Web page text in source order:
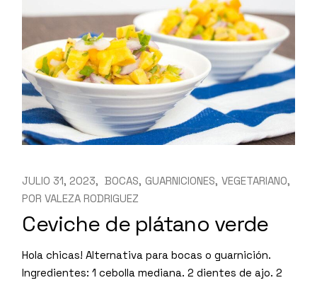
JULIO 31, 2023 BOCAS GUARNICIONES VEGETARIANO
POR VALEZA RODRIGUEZ
Ceviche de plátano verde
Hola chicas! Alternativa para bocas o guarnición.
Ingredientes: 1 cebolla mediana. 2 dientes de ajo. 2